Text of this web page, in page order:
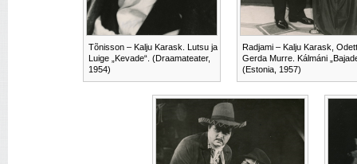
Tõnisson – Kalju Karask. Lutsu ja
Luige „Kevade“. (Draamateater,
1954)
Radjami – Kalju Karask,
Gerda Murre. Kálmáni
(Estonia, 1957)